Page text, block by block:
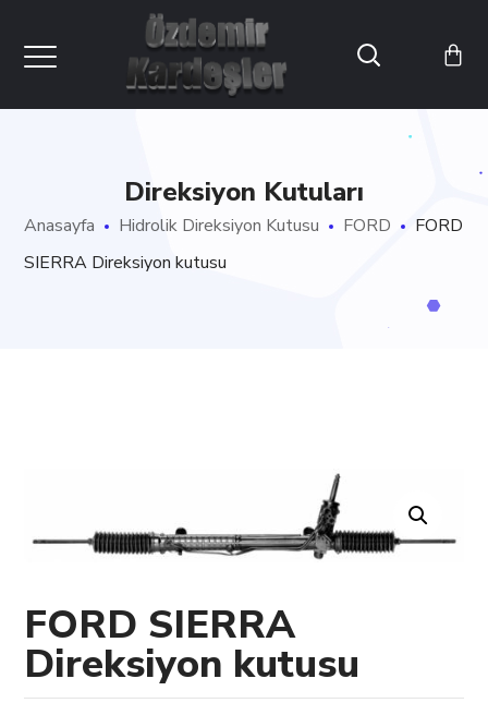
Direksiyon Kutuları
Anasayfa Hidrolik Direksiyon Kutusu FORD
FORD
SIERRA Direksiyon kutusu
FORD SIERRA
Direksiyon kutusu